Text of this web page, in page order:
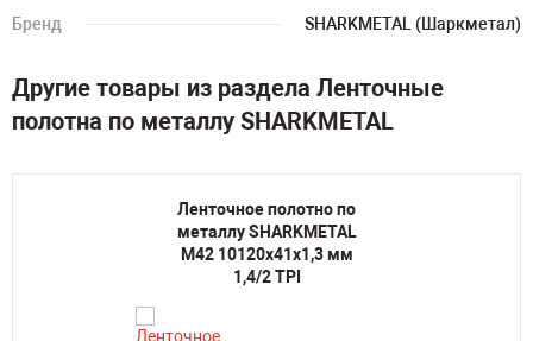
Бренд
SHARKMETAL (Шаркметал)
Другие товары из раздела Ленточные
полотна по металлу SHARKMETAL
Ленточное полотно по
металлу SHARKMETAL
M42 10120х41х1,3 мм
1,4/2 TPI